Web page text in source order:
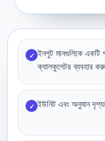
✓ ইনপুট মানগুলিকে একটি
ক্যালকুলেটর ব্যবহার
✓ ইউনিট এবং অনুমান